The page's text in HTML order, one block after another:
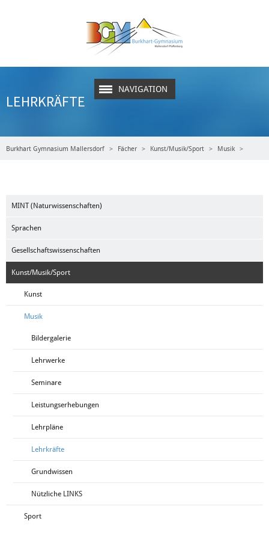
NAVIGATION
LEHRKRÄFTE
Burkhart Gymnasium Mallersdorf Fächer Kunst/Musik/Sport Musik
MINT (Naturwissenschaften)
Sprachen
Gesellschaftswissenschaften
Kunst/Musik/Sport
Kunst
Musik
Bildergalerie
Lehrwerke
Seminare
Leistungserhebungen
Lehrpläne
Lehrkräfte
Grundwissen
Nützliche LINKS
Sport